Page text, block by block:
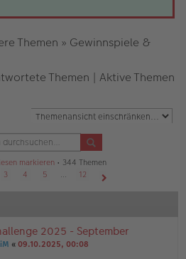
Themen » Gewinnspiele &
Themen | Aktive Themen
markieren • 344 Themen
3 4 5 …
12
2025 - September
« 09.10.2025, 00:08